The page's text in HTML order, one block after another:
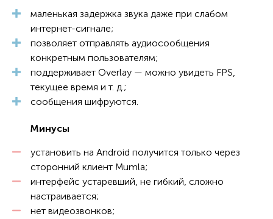
маленькая задержка звука даже при слабом
интернет-сигнале;
позволяет отправлять аудиосообщения
конкретным пользователям;
поддерживает Overlay — можно увидеть FPS,
текущее время и т. д.;
сообщения шифруются.
Минусы
установить на Android получится только через
сторонний клиент Mumla;
интерфейс устаревший, не гибкий, сложно
настраивается;
нет видеозвонков;